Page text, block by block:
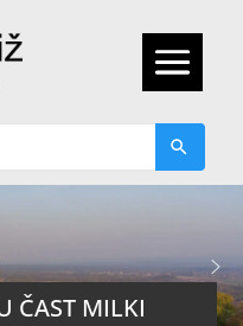
ČAST MILKI